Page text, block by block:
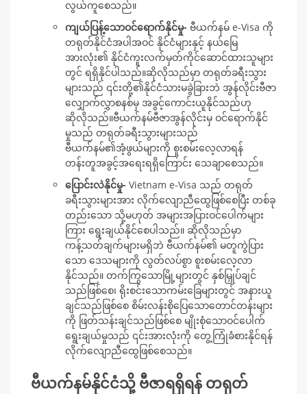
လွယ်ကူစေသည်။
ကျယ်ပြန့်သောဝင်ရောက်နိုင်မှု- ဗီယက်နမ် e-Visa ကို
တရုတ်နိုင်ငံအပါအဝင် နိုင်ငံများနှင့် နယ်မြေ
အားလုံး၏ နိုင်ငံကူးလက်မှတ်ကိုင်ဆောင်ထားသူများ
တွင် ရရှိနိုင်ပါသည်။ဆိုလိုသည်မှာ တရုတ်ခရီးသွား
များသည် ၎င်းတို့၏နိုင်ငံသားမခွဲခြားဘဲ အွန်လိုင်းဗီဇာ
လျှောက်လွှာစနစ်မှ အခွင့်ကောင်းယူနိုင်သည်ဟု
ဆိုလိုသည်။ဗီယက်နမ်ဗီဇာအွန်လိုင်းမှ ဝင်ရောက်နိုင်
မှုသည် တရုတ်ခရီးသွားများသည်
ဗီယက်နမ်၏အံ့ဖွယ်များကို စူးစမ်းလေ့လာရန်
တန်းတူအခွင့်အရေးရရှိကြောင်း သေချာစေသည်။
ပြောင်းလဲနိုင်မှု- Vietnam e-Visa သည် တရုတ်
ခရီးသွားများအား လိုက်လျောညီထွေဖြစ်စေပြီး တစ်ခု
တည်းသော သို့မဟုတ် အများအပြားဝင်ပေါက်များ
ကြား ရွေးချယ်နိုင်စေပါသည်။ ဆိုလိုသည်မှာ
ကန့်သတ်ချက်များမရှိဘဲ ဗီယက်နမ်၏ မတူကွဲပြား
သော ဒေသများကို လွတ်လပ်စွာ စူးစမ်းလေ့လာ
နိုင်သည်။ တက်ကြွသောမြို့များတွင် နှစ်မြှုပ်ချင်
သည်ဖြစ်စေ၊ ရိုးစင်းသောကမ်းခြေများတွင် အနားယူ
ချင်သည်ဖြစ်စေ စိမ်းလန်းစိုပြေသောတောင်တန်းများ
ကို ဖြတ်သန်းချင်သည်ဖြစ်စေ မျိုးစုံသောဝင်ပေါက်
ရွေးချယ်မှုသည် ၎င်းအားလုံးကို တွေ့ကြုံခံစားနိုင်ရန်
လိုက်လျောညီထွေဖြစ်စေသည်။
ဗီယက်နမ်နိုင်ငံသို့ ဗီဇာရရှိရန် တရုတ်